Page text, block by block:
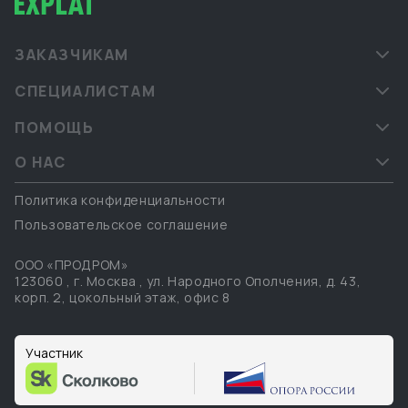
ЗАКАЗЧИКАМ
СПЕЦИАЛИСТАМ
ПОМОЩЬ
О НАС
Политика конфиденциальности
Пользовательское соглашение
ООО «ПРОДРОМ»
123060 , г. Москва , ул. Народного Ополчения, д. 43,
корп. 2, цокольный этаж, офис 8
Участник